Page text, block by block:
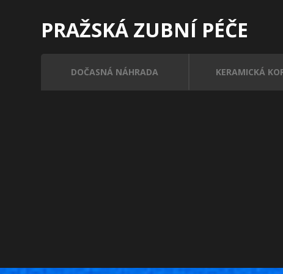
PRAŽSKÁ ZUBNÍ PÉČE
DOČASNÁ NÁHRADA KERAMICKÁ